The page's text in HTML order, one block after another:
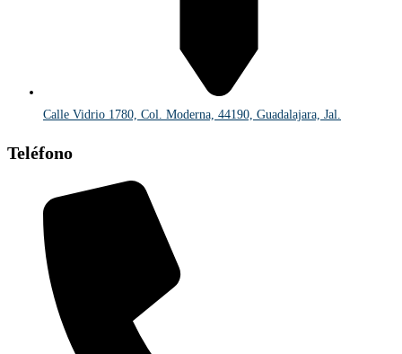
Calle Vidrio 1780, Col. Moderna, 44190, Guadalajara, Jal.
Teléfono